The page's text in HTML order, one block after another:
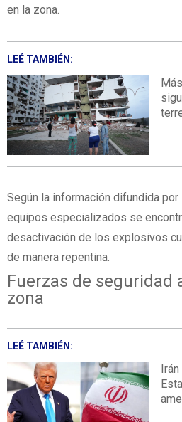
en la zona.
LEÉ TAMBIÉN:
Según la información difundida por
equipos especializados se
desactivación de los explosivos
de manera repentina.
Fuerzas de seguridad
zona
LEÉ TAMBIÉN: